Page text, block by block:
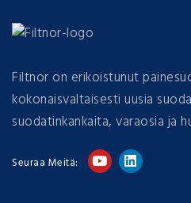
Filtnor on erikoistunut
kokonaisvaltaisesti uusia
suodatinkankaita, varaosia ja
Seuraa Meitä: